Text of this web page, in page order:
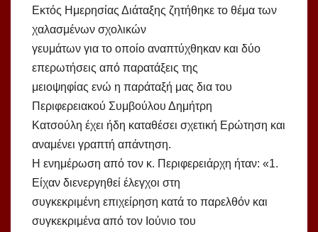
Εκτός Ημερησίας Διάταξης ζητήθηκε το θέμα των
χαλασμένων σχολικών
γευμάτων για το οποίο αναπτύχθηκαν και δύο
επερωτήσεις από παρατάξεις της
μειοψηφίας ενώ η παράταξή μας δια του
Περιφερειακού Συμβούλου Δημήτρη
Κατσούλη έχει ήδη καταθέσει σχετική Ερώτηση και
αναμένει γραπτή απάντηση.
Η ενημέρωση από τον κ. Περιφερειάρχη ήταν: «1.
Είχαν διενεργηθεί έλεγχοι στη
συγκεκριμένη επιχείρηση κατά το παρελθόν και
συγκεκριμένα από τον Ιούνιο του